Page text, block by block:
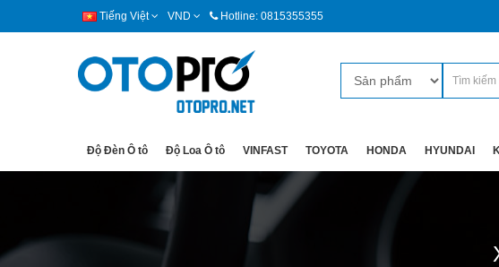
Tiếng Việt VND Hotline: 0815355355
Độ Đèn Ô tô Độ Loa Ô tô VINFAST TOYOTA HONDA HYUNDAI